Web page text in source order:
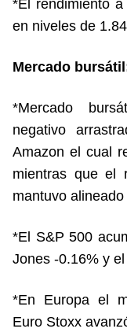
*El rendimiento
en niveles de
Mercado
*Mercado
negativo
Amazon el cual
mientras que el
mantuvo
*El S&P 500
Jones -0.16% y
*En Europa el
Euro Stoxx